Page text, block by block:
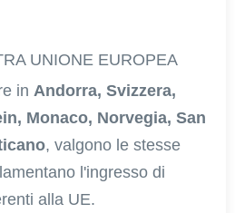
UNIONE EUROPEA
in Andorra, Svizzera,
Monaco, Norvegia, San
, valgono le stesse
l'ingresso di
alla UE.